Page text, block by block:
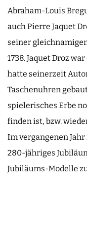
Abraham-Louis
auch Pierre Jaquet
seiner
1738. Jaquet Droz
hatte seinerzeit
Taschenuhren
spielerisches Erbe
finden ist, bzw.
Im vergangenen
280-jähriges
Jubiläums-Modelle